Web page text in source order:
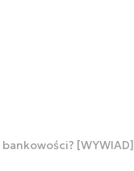
[WYWIAD]